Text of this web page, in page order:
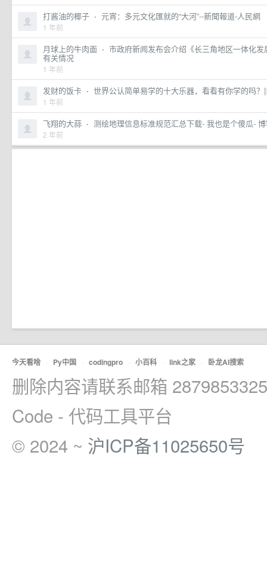
打酱油的椰子 · 元宵：多元文化匯就的“大河”--新聞報道-人民網
1 年前
月球上的牛肉面 · 市政府新闻发布会介绍《长三角地区一体化
有关情况
1 年前
发财的饭卡 · 世界公认简单易学的十大乐器，看看有你学的吗
1 年前
飞翔的大蒜 · 测绘地理信息标准规范汇总下载- 我也是个傻瓜-
2 年前
今天看啥 · Py中国 · codingpro · 小百科 · link之家 · 卧龙AI搜索
删除内容请联系邮箱
Code - 代码工具平台
© 2024 ~ 沪ICP备11025650号